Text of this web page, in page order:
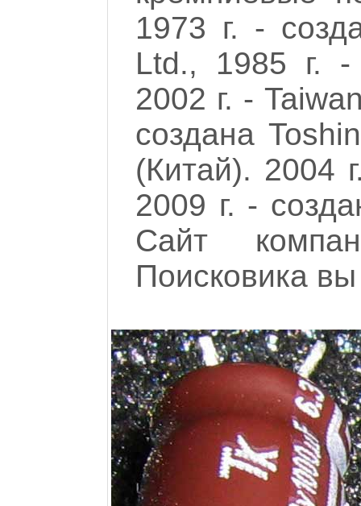
1973 г. -
Ltd., 1985 г.
2002 г. -
создана
(Китай). 2004
2009 г. -
Сайт
Поисковика